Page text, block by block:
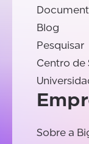
Blog
Pesquisar
Centro de
Sobre a